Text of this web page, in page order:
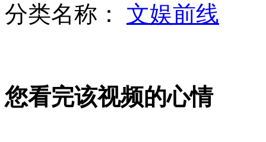
男篮队员机场巧遇王菲晒合影
分类名称： 文娱前线
您看完该视频的心情